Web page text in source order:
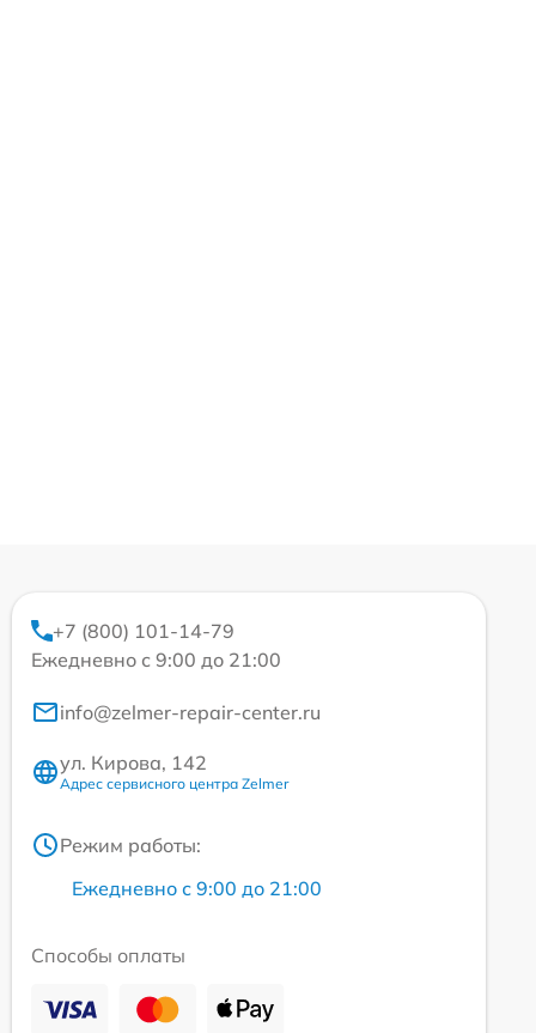
+7 (800) 101-14-79
Ежедневно с 9:00 до 21:00
info@zelmer-repair-center.ru
ул. Кирова, 142
Адрес сервисного центра Zelmer
Режим работы:
Ежедневно с 9:00 до 21:00
Способы оплаты